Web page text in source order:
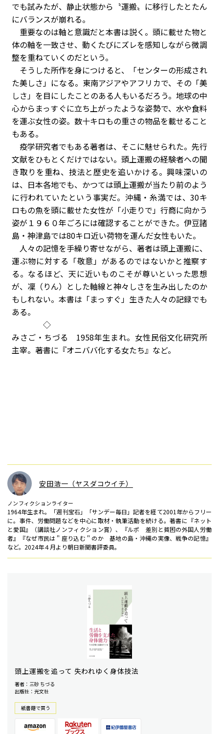
でも試みたが、静止状態から〝運搬〟に移行したとたん
にバランスが崩れる。
重要なのは軸と意識だと本書は説く。頭に載せた物と
体の軸を一致させ、動くたびにズレを感知しながら微調
整を重ねていくのだという。
そうした所作を身につけると、「センターの形成され
た美しさ」になる。東南アジアやアフリカで、その「美
しさ」を目にしたことのある人もいるだろう。地球の中
心からまっすぐに立ち上がったような姿勢で、水や食料
を運ぶ女性の姿。数十キロもの重さの物品を載せること
もある。
疫学研究者でもある著者は、そこに魅せられた。先行
文献をひもとくだけではない。頭上運搬の経験者への聞
き取りを重ね、技法と歴史を追いかける。興味深いの
は、日本各地でも、かつては頭上運搬が当たり前のよう
に行われていたという事実だ。沖縄・糸満では、30キ
ロもの魚を頭に載せた女性が「小走りで」行商に向かう
姿が１９６０年ごろには確認することができた。伊豆諸
島・神津島では80キロ近い荷物を運んだ女性もいた。
人々の記憶を手繰り寄せながら、著者は頭上運搬に、
運ぶ物に対する「敬意」があるのではないかと推察す
る。なるほど、天に近いものこそが尊いといった思想
が、凜（りん）とした軸線と神々しさを生み出したのか
もしれない。本書は「まっすぐ」生きた人々の記録でも
ある。
◇
みさご・ちづる 1958年生まれ。女性民俗文化研究所
主宰。著書に『オニババ化する女たち』など。
安田浩一（ヤスダコウイチ）
ノンフィクションライター
1964年生まれ。「週刊宝石」「サンデー毎日」記者を経て2001年からフリー
に。事件、労働問題などを中心に取材・執筆活動を続ける。著書に『ネット
と愛国』（講談社ノンフィクション賞）、『ルポ 差別と貧困の外国人労働
者』『なぜ市民は＂座り込む＂のか 基地の島・沖縄の実像、戦争の記憶』
など。2024年４月より朝日新聞書評委員。
頭上運搬を追って 失われゆく身体技法
著者：三砂 ちづる
出版社：光文社
紙書籍で買う